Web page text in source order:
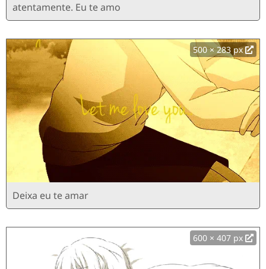
atentamente. Eu te amo
500 × 283 px
Deixa eu te amar
600 × 407 px